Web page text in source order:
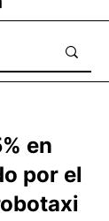
en
por el